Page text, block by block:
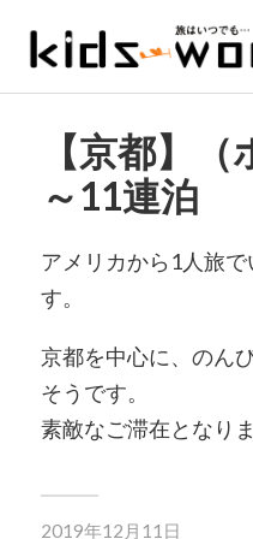
【京都】
～11連泊
アメリカから1人旅
す。
京都を中心に、のん
そうです。
素敵なご滞在となり
2019年12月11日